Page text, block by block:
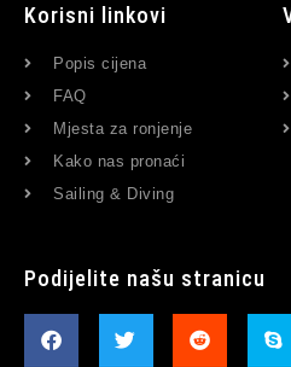
Korisni linkovi
Popis cijena
FAQ
Mjesta za ronjenje
Kako nas pronaći
Sailing & Diving
Podijelite našu stranicu